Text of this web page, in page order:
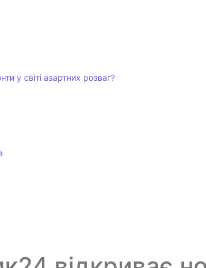
у світі азартних розваг?